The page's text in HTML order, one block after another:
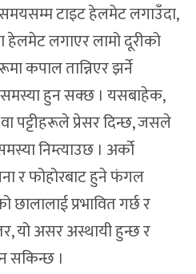
टाइट हेलमेट लगाउँदा,
हेलमेट लगाएर लामो दूरीको
कपाल तान्निएर झर्ने
समस्या हुन सक्छ । यसबाहेक,
पट्टीहरूले प्रेसर दिन्छ, जसले
निम्त्याउछ । अर्को
र फोहोरबाट हुने फंगल
प्रभावित गर्छ र
यो असर अस्थायी हुन्छ र
सकिन्छ ।